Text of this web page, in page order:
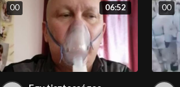
06:52
00 00